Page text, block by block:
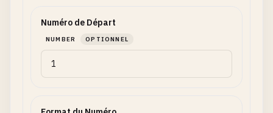
Numéro de Départ
NUMBER OPTIONNEL